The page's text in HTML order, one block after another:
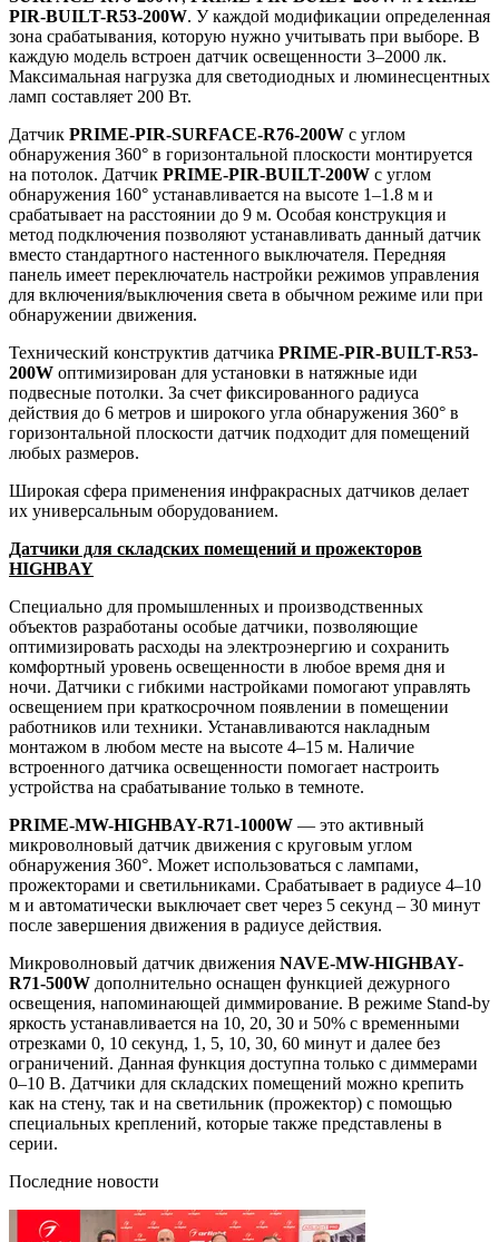
PIR-BUILT-R53-200W. У каждой модификации определенная
зона срабатывания, которую нужно учитывать при выборе. В
каждую модель встроен датчик освещенности 3–2000 лк.
Максимальная нагрузка для светодиодных и люминесцентных
ламп составляет 200 Вт.
Датчик PRIME-PIR-SURFACE-R76-200W с углом
обнаружения 360° в горизонтальной плоскости монтируется
на потолок. Датчик PRIME-PIR-BUILT-200W с углом
обнаружения 160° устанавливается на высоте 1–1.8 м и
срабатывает на расстоянии до 9 м. Особая конструкция и
метод подключения позволяют устанавливать данный датчик
вместо стандартного настенного выключателя. Передняя
панель имеет переключатель настройки режимов управления
для включения/выключения света в обычном режиме или при
обнаружении движения.
Технический конструктив датчика PRIME-PIR-BUILT-R53-
200W оптимизирован для установки в натяжные иди
подвесные потолки. За счет фиксированного радиуса
действия до 6 метров и широкого угла обнаружения 360° в
горизонтальной плоскости датчик подходит для помещений
любых размеров.
Широкая сфера применения инфракрасных датчиков делает
их универсальным оборудованием.
Датчики для складских помещений и прожекторов
HIGHBAY
Специально для промышленных и производственных
объектов разработаны особые датчики, позволяющие
оптимизировать расходы на электроэнергию и сохранить
комфортный уровень освещенности в любое время дня и
ночи. Датчики с гибкими настройками помогают управлять
освещением при краткосрочном появлении в помещении
работников или техники. Устанавливаются накладным
монтажом в любом месте на высоте 4–15 м. Наличие
встроенного датчика освещенности помогает настроить
устройства на срабатывание только в темноте.
PRIME-MW-HIGHBAY-R71-1000W — это активный
микроволновый датчик движения с круговым углом
обнаружения 360°. Может использоваться с лампами,
прожекторами и светильниками. Срабатывает в радиусе 4–10
м и автоматически выключает свет через 5 секунд – 30 минут
после завершения движения в радиусе действия.
Микроволновый датчик движения NAVE-MW-HIGHBAY-
R71-500W дополнительно оснащен функцией дежурного
освещения, напоминающей диммирование. В режиме Stand-by
яркость устанавливается на 10, 20, 30 и 50% с временными
отрезками 0, 10 секунд, 1, 5, 10, 30, 60 минут и далее без
ограничений. Данная функция доступна только с диммерами
0–10 В. Датчики для складских помещений можно крепить
как на стену, так и на светильник (прожектор) с помощью
специальных креплений, которые также представлены в
серии.
Последние новости